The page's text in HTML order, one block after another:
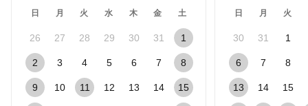
日 月 火 水 木 金 土
26 27 28 29 30 31 1
2 3 4 5 6 7 8
9 10 11 12 13 14 15
日 月 火
30 31 1
6 7 8
13 14 15